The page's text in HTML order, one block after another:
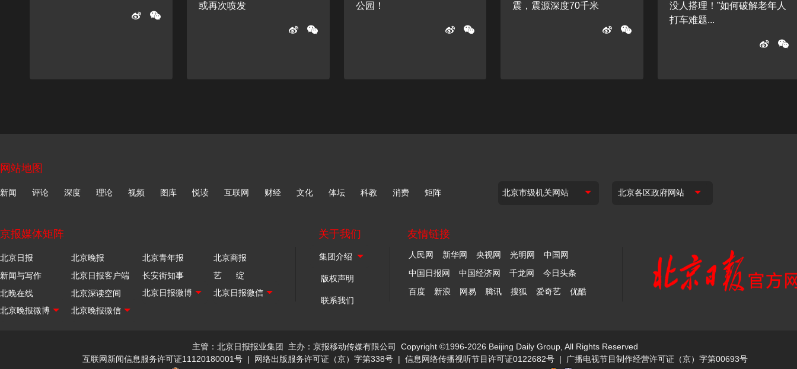
或再次喷发
公园！
震，震源深度70千米
没人搭理！”如何破解老年人
打车难题...
网站地图
新闻 评论 深度 理论 视频 图库 悦读 互联网 财经 文化 体坛 科教 消费 矩阵
京报媒体矩阵
北京日报 北京晚报 北京青年报
北京商报
新闻与写作
北京日报客户端 长安街知事
艺 绽
北晚在线
北京深读空间
关于我们
版权声明
联系我们
友情链接
人民网 新华网 央视网 光明网
中国网
中国日报网
中国经济网 千龙网
今日头条
百度
新浪 网易 腾讯 搜狐 爱奇艺 优酷
主管：北京日报报业集团 主办：京报移动传媒有限公司
Copyright ©1996-2026 Beijing Daily Group, All Rights Reserved
互联网新闻信息服务许可证11120180001号 | 网络出版服务许可证（京）字第338号 | 信息网络传播视听节目许可证0122682号 |
广播电视节目制作经营许可证（京）字第00693号